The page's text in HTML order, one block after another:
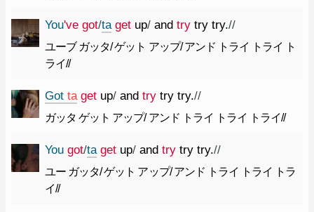
You've got/ta get up/ and try try try.//
ユーブ ガッタ/ ゲット アップ/ アンド トライ トライ ト
ライ//
Got ta get up/ and try try try.//
ガッタ ゲット アップ/ アンド トライ トライ トライ//
You got/ta get up/ and try try try.//
ユー ガッタ/ ゲット アップ/ アンド トライ トライ トラ
イ//